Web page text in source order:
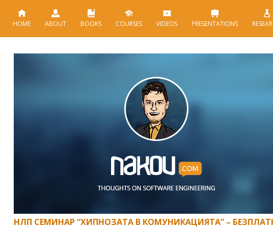
HOME ABOUT BOOKS COURSES VIDEOS PRESENTATIONS
НЛП СЕМИНАР “ХИПНОЗАТА В КОМУНИКАЦИЯТА” –